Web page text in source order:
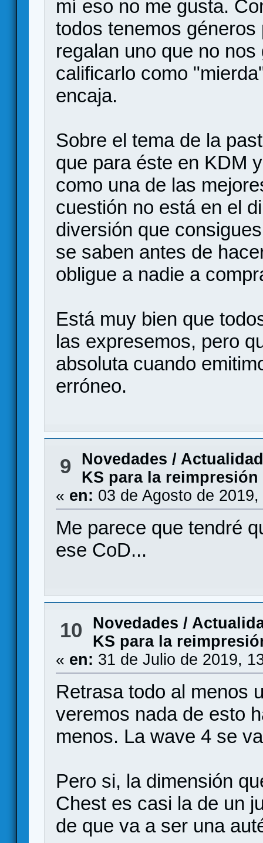
mí eso no me gusta.
todos tenemos
regalan uno que no
calificarlo como
encaja.
Sobre el tema de la
que para éste en KDM
como una de las
cuestión no está en el
diversión que
se saben antes de
obligue a nadie a
Está muy bien que
las expresemos, pero
absoluta cuando
erróneo.
9
Novedades / Actualidad
KS para la
« en: 03 de Agosto de
Me parece que tendré
ese CoD...
10
Novedades /
KS para la
« en: 31 de Julio de 2019,
Retrasa todo al menos
veremos nada de esto
menos. La wave 4 se
Pero si, la dimensión
Chest es casi la de un
de que va a ser una